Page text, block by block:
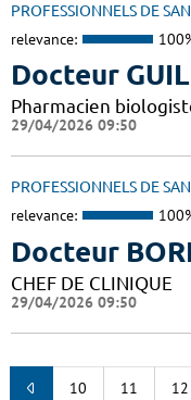
PROFESSIONNELS DE
relevance:
Docteur
Pharmacien
29/04/2026 09:50
PROFESSIONNELS DE
relevance:
Docteur
CHEF DE CLINIQUE
29/04/2026 09:50
10 11 12